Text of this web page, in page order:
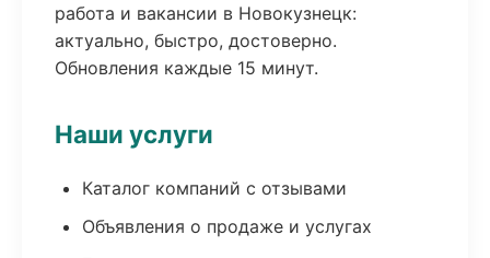
работа и вакансии в Новокузнецк:
актуально, быстро, достоверно.
Обновления каждые 15 минут.
Наши услуги
Каталог компаний с отзывами
Объявления о продаже и услугах